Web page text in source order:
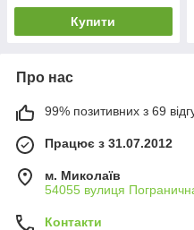
Купити
Про нас
99% позитивних з 69
Працює з 31.07.2012
м. Миколаїв
54055 вулиця
Контакти